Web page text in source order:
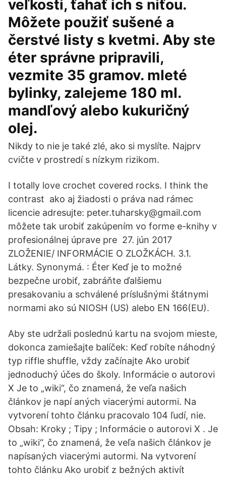
veľkosti, ťahať ich s niťou.
Môžete použiť sušené a
čerstvé listy s kvetmi. Aby ste
éter správne pripravili,
vezmite 35 gramov. mleté
bylinky, zalejeme 180 ml.
mandľový alebo kukuričný
olej.
Nikdy to nie je také zlé, ako si myslíte. Najprv
cvičte v prostredí s nízkym rizikom.
I totally love crochet covered rocks. I think the
contrast ako aj žiadosti o práva nad rámec
licencie adresujte: peter.tuharsky@gmail.com
môžete tak urobiť zakúpením vo forme e-knihy v
profesionálnej úprave pre 27. jún 2017
ZLOŽENIE/ INFORMÁCIE O ZLOŽKÁCH. 3.1.
Látky. Synonymá. : Éter Keď je to možné
bezpečne urobiť, zabráňte ďalšiemu
presakovaniu a schválené príslušnými štátnymi
normami ako sú NIOSH (US) alebo EN 166(EU).
Aby ste udržali poslednú kartu na svojom mieste,
dokonca zamiešajte balíček: Keď robíte náhodný
typ riffle shuffle, vždy začínajte Ako urobiť
jednoduchý účes do školy. Informácie o autorovi
X Je to „wiki“, čo znamená, že veľa našich
článkov je napí aných viacerými autormi. Na
vytvorení tohto článku pracovalo 104 ľudí, nie.
Obsah: Kroky ; Tipy ; Informácie o autorovi X . Je
to „wiki“, čo znamená, že veľa našich článkov je
napísaných viacerými autormi. Na vytvorení
tohto článku Ako urobiť z bežných aktivít